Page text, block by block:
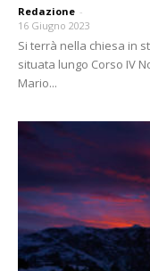
Redazione -
16 Giugno 2023
Si terrà nella chiesa in
situata lungo Corso IV
Mario...